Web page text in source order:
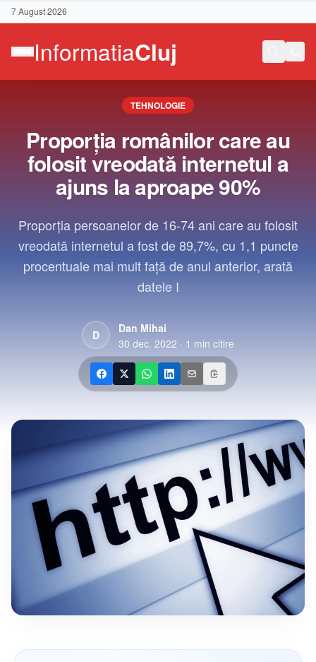
7 August 2026
TEHNOLOGIE
Proporția românilor care au
folosit vreodată internetul a
ajuns la aproape 90%
Proporţia persoanelor de 16-74 ani care au folosit
vreodată internetul a fost de 89,7%, cu 1,1 puncte
procentuale mai mult faţă de anul anterior, arată
datele I
D
Dan Mihai
30 dec. 2022 · 1 min citire